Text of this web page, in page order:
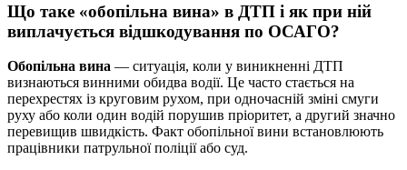
Що таке «обопільна вина» в ДТП і як при ній
виплачується відшкодування по ОСАГО?
Обопільна вина — ситуація, коли у виникненні ДТП
визнаються винними обидва водії. Це часто стається на
перехрестях із круговим рухом, при одночасній зміні смуги
руху або коли один водій порушив пріоритет, а другий значно
перевищив швидкість. Факт обопільної вини встановлюють
працівники патрульної поліції або суд.